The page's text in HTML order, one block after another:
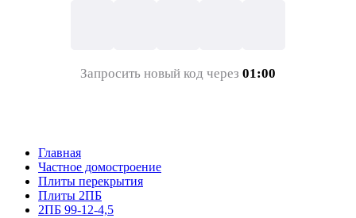
Запросить новый код через 01:00
Главная
Частное домостроение
Плиты перекрытия
Плиты 2ПБ
2ПБ 99-12-4,5